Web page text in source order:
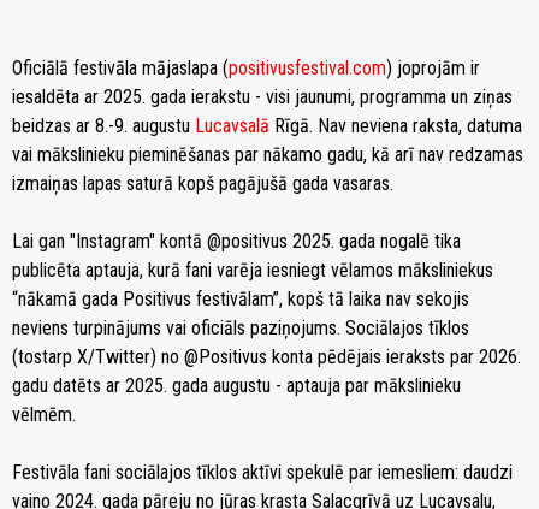
Oficiālā festivāla mājaslapa (positivusfestival.com) joprojām ir
iesaldēta ar 2025. gada ierakstu - visi jaunumi, programma un ziņas
beidzas ar 8.-9. augustu Lucavsalā Rīgā. Nav neviena raksta, datuma
vai mākslinieku pieminēšanas par nākamo gadu, kā arī nav redzamas
izmaiņas lapas saturā kopš pagājušā gada vasaras.
Lai gan "Instagram" kontā @positivus 2025. gada nogalē tika
publicēta aptauja, kurā fani varēja iesniegt vēlamos māksliniekus
“nākamā gada Positivus festivālam”, kopš tā laika nav sekojis
neviens turpinājums vai oficiāls paziņojums. Sociālajos tīklos
(tostarp X/Twitter) no @Positivus konta pēdējais ieraksts par 2026.
gadu datēts ar 2025. gada augustu - aptauja par mākslinieku
vēlmēm.
Festivāla fani sociālajos tīklos aktīvi spekulē par iemesliem: daudzi
vaino 2024. gada pāreju no jūras krasta Salacgrīvā uz Lucavsalu,